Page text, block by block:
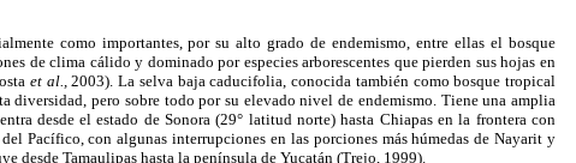
como importantes, por su alto grado de endemismo, entre ellas el bosque
de clima cálido y dominado por especies arborescentes que pierden sus hojas en
et al.,2003). La selva baja caducifolia, conocida también como bosque tropical
diversidad, pero sobre todo por su elevado nivel de endemismo. Tiene una amplia
desde el estado de Sonora (29° latitud norte) hasta Chiapas en la frontera con
Pacífico, con algunas interrupciones en las porciones más húmedas de Nayarit y
desde Tamaulipas hasta la península de Yucatán (Trejo, 1999).